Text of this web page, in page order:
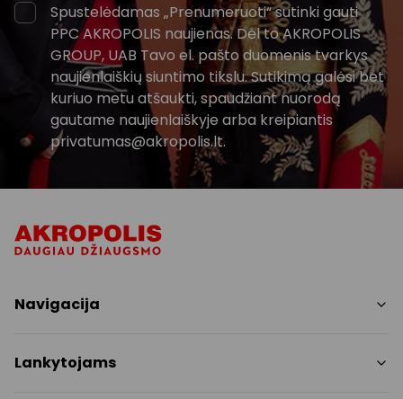
Spustelėdamas „Prenumeruoti“ sutinki gauti
PPC AKROPOLIS naujienas. Dėl to AKROPOLIS
GROUP, UAB Tavo el. pašto duomenis tvarkys
naujienlaiškių siuntimo tikslu. Sutikimą galėsi bet
kuriuo metu atšaukti, spaudžiant nuorodą
gautame naujienlaiškyje arba kreipiantis
privatumas@akropolis.lt.
Navigacija
Paslaugos
Lankytojams